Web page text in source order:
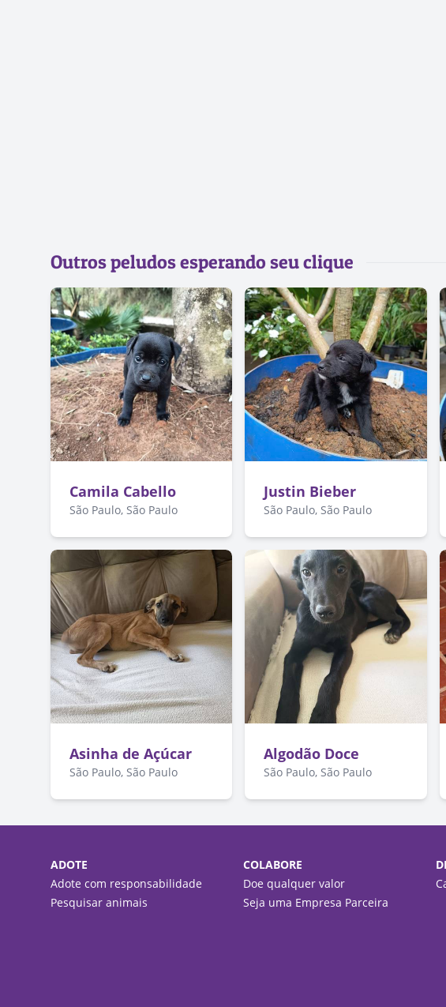
Outros peludos esperando seu clique
Camila Cabello
São Paulo, São Paulo
Justin Bieber
São Paulo, São Paulo
Asinha de Açúcar
São Paulo, São Paulo
Algodão Doce
São Paulo, São Paulo
ADOTE
Adote com responsabilidade
Pesquisar animais
COLABORE
Doe qualquer valor
Seja uma Empresa Parceira